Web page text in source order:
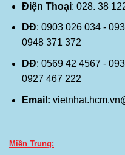
Điện Thoại: 028. 38
DĐ: 0903 026 034 -
0948 371 372
DĐ: 0569 42 4567 -
0927 467 222
Email:
Miền Trung: